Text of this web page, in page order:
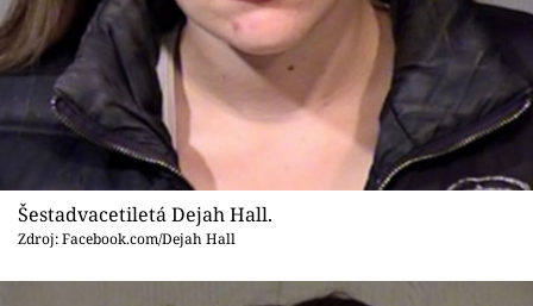
Videa
Sledujte prima+
Přihlášení
Sledujte nás
Šestadvacetiletá Dejah Hall.
Zdroj: Facebook.com/Dejah Hall